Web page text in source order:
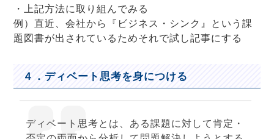
・上記方法に取り組んでみる
例）直近、会社から『ビジネス・シンク』という課
題図書が出されているためそれで試し記事にする
４．ディベート思考を身につける
ディベート思考とは、ある課題に対して肯定・